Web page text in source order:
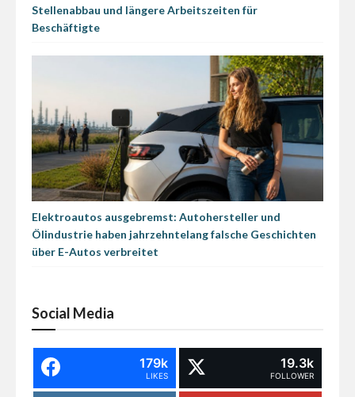
Stellenabbau und längere Arbeitszeiten für
Beschäftigte
Elektroautos ausgebremst: Autohersteller und
Ölindustrie haben jahrzehntelang falsche Geschichten
über E-Autos verbreitet
Social Media
179k
LIKES
19.3k
FOLLOWER